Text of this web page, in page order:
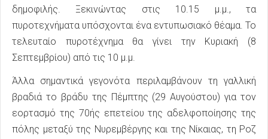
δημοφιλής. Ξεκινώντας στις 10.15 μ.μ., τα
πυροτεχνήματα υπόσχονται ένα εντυπωσιακό θέαμα. Το
τελευταίο πυροτέχνημα θα γίνει την Κυριακή (8
Σεπτεμβρίου) από τις 10 μ.μ.
Άλλα σημαντικά γεγονότα περιλαμβάνουν τη γαλλική
βραδιά το βράδυ της Πέμπτης (29 Αυγούστου) για τον
εορτασμό της 70ής επετείου της αδελφοποίησης της
πόλης μεταξύ της Νυρεμβέργης και της Νίκαιας, τη Ροζ